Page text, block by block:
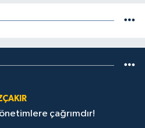
çağrımdır!